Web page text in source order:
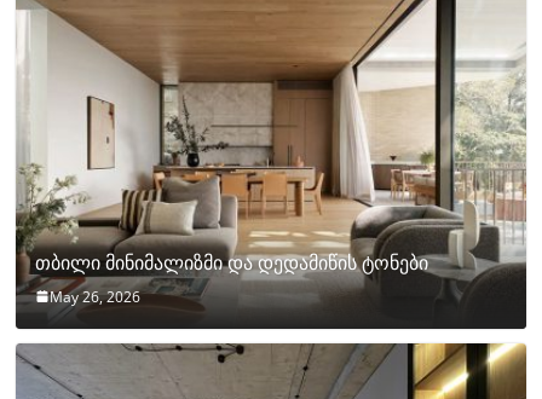
თბილი მინიმალიზმი და დედამიწის ტონები
May 26, 2026